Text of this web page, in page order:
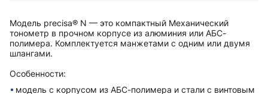
Модель precisa® N — это компактный Механический
тонометр в прочном корпусе из алюминия или АБС-
полимера. Комплектуется манжетами с одним или двумя
шлангами.
Особенности:
модель с корпусом из АБС-полимера и стали с винтовым